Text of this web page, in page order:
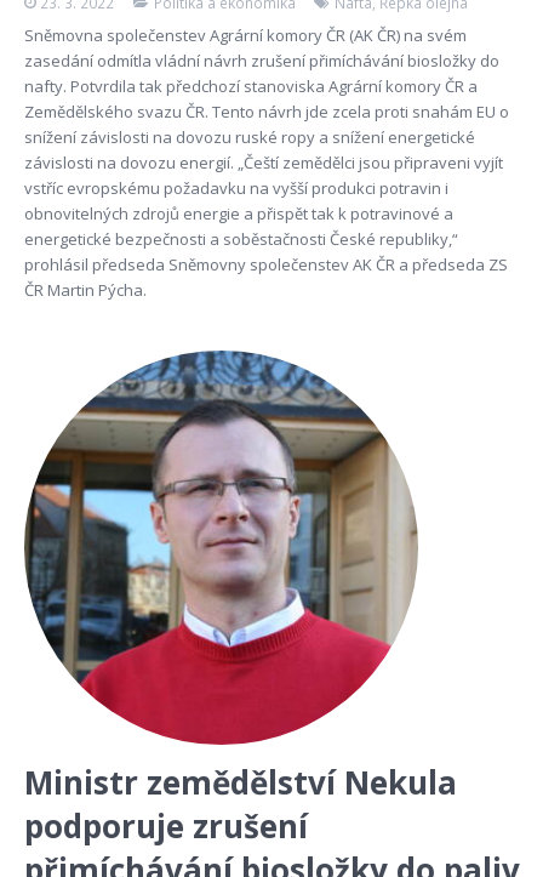
Sněmovna společenstev Agrární komory ČR (AK ČR) na svém
zasedání odmítla vládní návrh zrušení přimíchávání biosložky do
nafty. Potvrdila tak předchozí stanoviska Agrární komory ČR a
Zemědělského svazu ČR. Tento návrh jde zcela proti snahám EU o
snížení závislosti na dovozu ruské ropy a snížení energetické
závislosti na dovozu energií. „Čeští zemědělci jsou připraveni vyjít
vstříc evropskému požadavku na vyšší produkci potravin i
obnovitelných zdrojů energie a přispět tak k potravinové a
energetické bezpečnosti a soběstačnosti České republiky,“
prohlásil předseda Sněmovny společenstev AK ČR a předseda ZS
ČR Martin Pýcha.
Ministr zemědělství Nekula
podporuje zrušení